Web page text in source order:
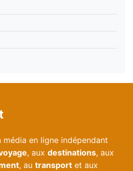
média en ligne indépendant
, aux destinations, aux
, au transport et aux